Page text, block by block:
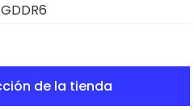
GDDR6
de la tienda